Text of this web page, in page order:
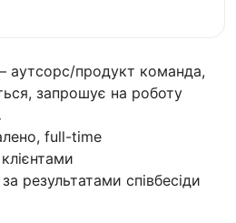
аутсорс/продукт команда,
запрошує на роботу
full-time
результатами співбесіди